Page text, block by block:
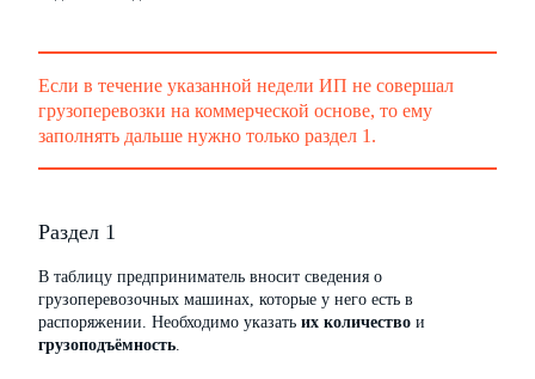
Если в течение указанной недели ИП не совершал
грузоперевозки на коммерческой основе, то ему
заполнять дальше нужно только раздел 1.
Раздел 1
В таблицу предприниматель вносит сведения о
грузоперевозочных машинах, которые у него есть в
распоряжении. Необходимо указать их количество и
грузоподъёмность.